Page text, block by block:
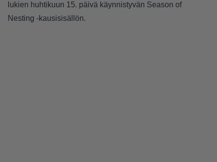
lukien huhtikuun 15. päivä käynnistyvän Season of
Nesting -kausisisällön.